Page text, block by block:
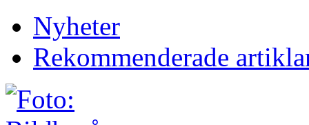
Nyheter
Rekommenderade